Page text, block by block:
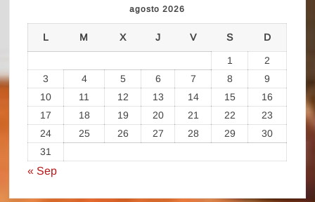
agosto 2026
L M X J V S D
1
2
3
4 5 6 7 8
9
10
11 12 13 14 15
16
17
18 19 20 21 22
23
24
25 26 27 28 29
30
31
« Sep